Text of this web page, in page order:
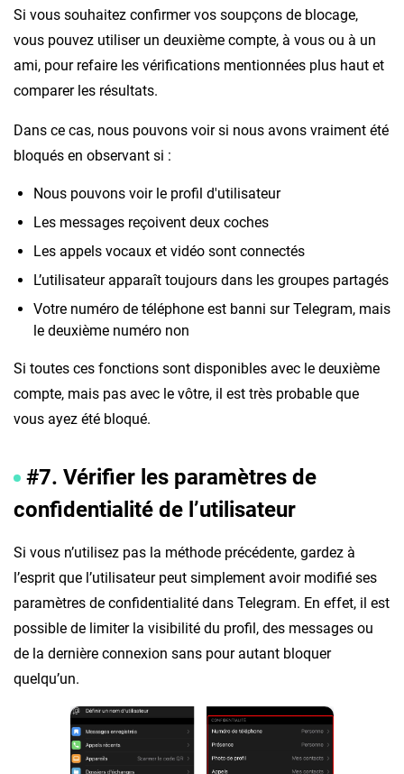
Si vous souhaitez confirmer vos soupçons de blocage,
vous pouvez utiliser un deuxième compte, à vous ou à un
ami, pour refaire les vérifications mentionnées plus haut et
comparer les résultats.
Dans ce cas, nous pouvons voir si nous avons vraiment été
bloqués en observant si :
Nous pouvons voir le profil d'utilisateur
Les messages reçoivent deux coches
Les appels vocaux et vidéo sont connectés
L’utilisateur apparaît toujours dans les groupes partagés
Votre numéro de téléphone est banni sur Telegram, mais
le deuxième numéro non
Si toutes ces fonctions sont disponibles avec le deuxième
compte, mais pas avec le vôtre, il est très probable que
vous ayez été bloqué.
#7. Vérifier les paramètres de
confidentialité de l’utilisateur
Si vous n’utilisez pas la méthode précédente, gardez à
l’esprit que l’utilisateur peut simplement avoir modifié ses
paramètres de confidentialité dans Telegram. En effet, il est
possible de limiter la visibilité du profil, des messages ou
de la dernière connexion sans pour autant bloquer
quelqu’un.